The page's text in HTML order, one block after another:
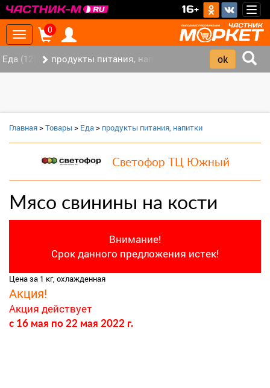
16+
Toggle
navigation
0
Еда (12) продукты питания, напитки (7)
Главная>Товары > Еда> продукты питания, напитки
Светофор ТЦ Южный
Мясо свинины на кости
Внимание!
Срок данного предложения истек!
Цена за 1 кг, охлажденная
Акция!
Акция действует
c 16 мая по 22 мая 2022 г.